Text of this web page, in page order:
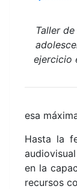
Taller
ejercicio
esa
Hasta la
en la
recursos